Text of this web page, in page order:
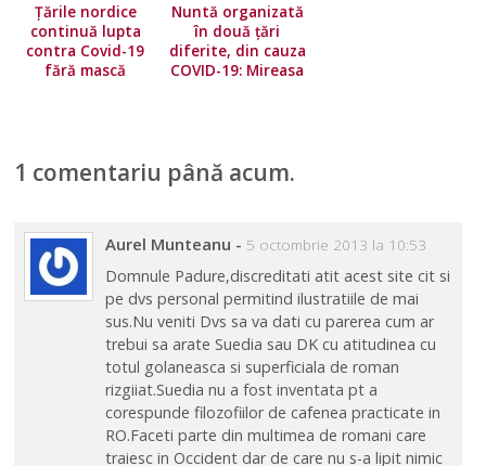
Țările nordice
continuă lupta
contra Covid-19
fără mască
Nuntă organizată
în două țări
diferite, din cauza
COVID-19: Mireasa
1 comentariu până acum.
Aurel Munteanu - 5 octombrie 2013 la 10:53
Domnule Padure,discreditati atit acest site cit si
pe dvs personal permitind ilustratiile de mai
sus.Nu veniti Dvs sa va dati cu parerea cum ar
trebui sa arate Suedia sau DK cu atitudinea cu
totul golaneasca si superficiala de roman
rizgiiat.Suedia nu a fost inventata pt a
corespunde filozofiilor de cafenea practicate in
RO.Faceti parte din multimea de romani care
traiesc in Occident dar de care nu s-a lipit nimic